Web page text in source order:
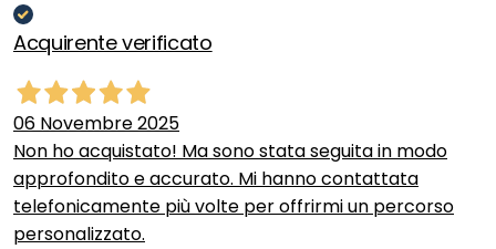
Acquirente verificato
06 Novembre 2025
Non ho acquistato! Ma sono stata seguita in modo
approfondito e accurato. Mi hanno contattata
telefonicamente più volte per offrirmi un percorso
personalizzato.